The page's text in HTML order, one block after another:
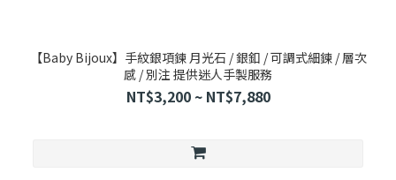
【Baby Bijoux】手紋銀項鍊 月光石 / 銀釦 / 可調式細鍊 / 層次
感 / 別注 提供迷人手製服務
NT$3,200 ~ NT$7,880